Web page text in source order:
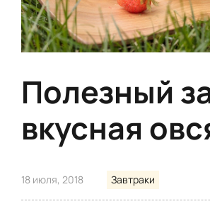
Полезный
вкусная
18 июля, 2018 Завтраки